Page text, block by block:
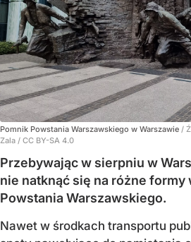
Pomnik Powstania Warszawskiego w Warszawie /
Zala / CC BY-SA 4.0
Przebywając w sierpniu w
nie natknąć się na różne formy
Powstania Warszawskiego.
Nawet w środkach transportu